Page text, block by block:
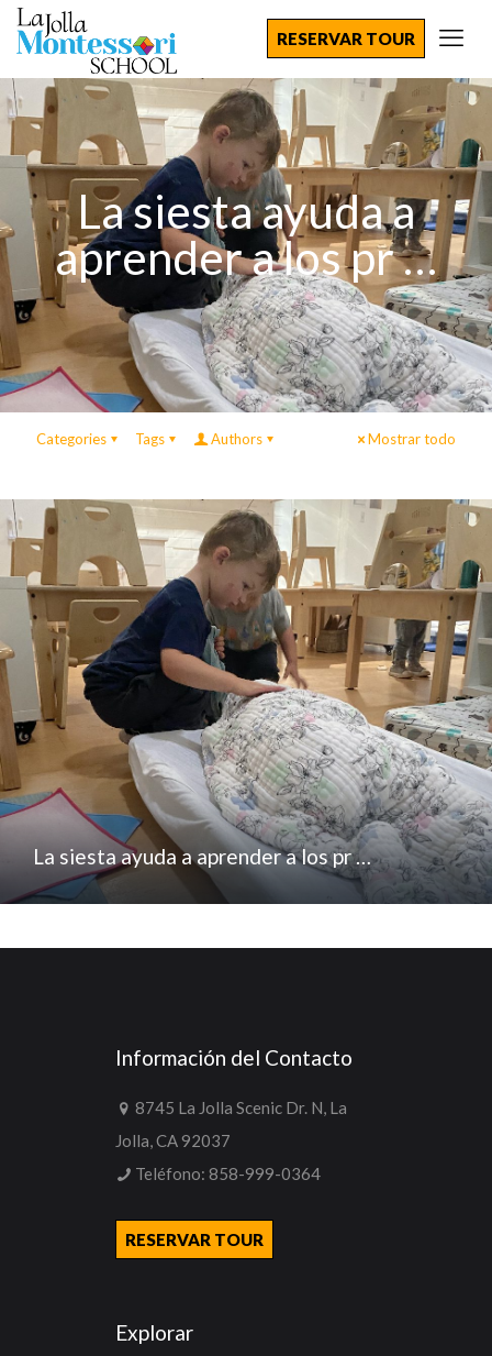
RESERVAR TOUR
La siesta ayuda a
aprender a los pr …
Categories Tags Authors Mostrar todo
La siesta ayuda a aprender a los pr …
Información del Contacto
8745 La Jolla Scenic Dr. N, La
Jolla, CA 92037
Teléfono: 858-999-0364
RESERVAR TOUR
Explorar